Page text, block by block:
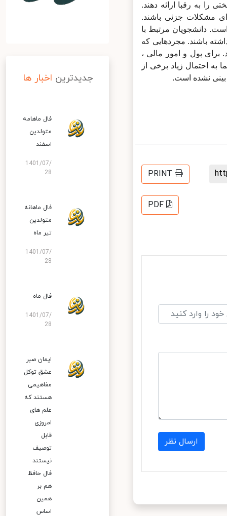
به رقبا ارائه دهند.
مشکلات جزئی باشند.
دانشجویان مرتبط با
باشند. مجردهایی که
پول و امور مالی ،
احتمال زیاد برخی از
نشده است.
PRINT
PDF
ارسال نظر
جدیدترین اخبار ها
فال ماهامه
متولدین
اسفند
1401/07/
28
فال ماهانه
متولدین
تیر ماه
1401/07/
28
فال ماه
1401/07/
28
ایمان صبر
عشق توکل
مفاهیمی
هستند که
علم های
امروزی
قابل
توصیف
نیستند
فال حافظ
هم بر
همین
اساس